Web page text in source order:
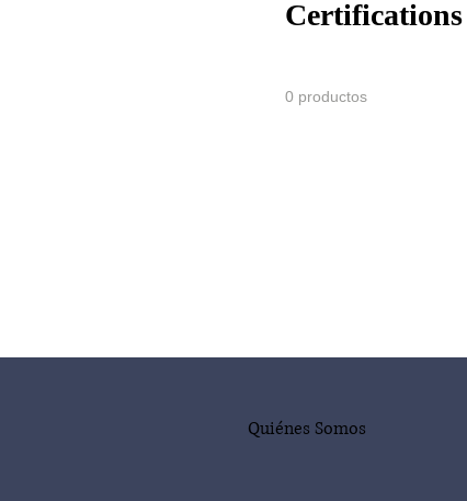
Certifications
0 productos
Quiénes Somos